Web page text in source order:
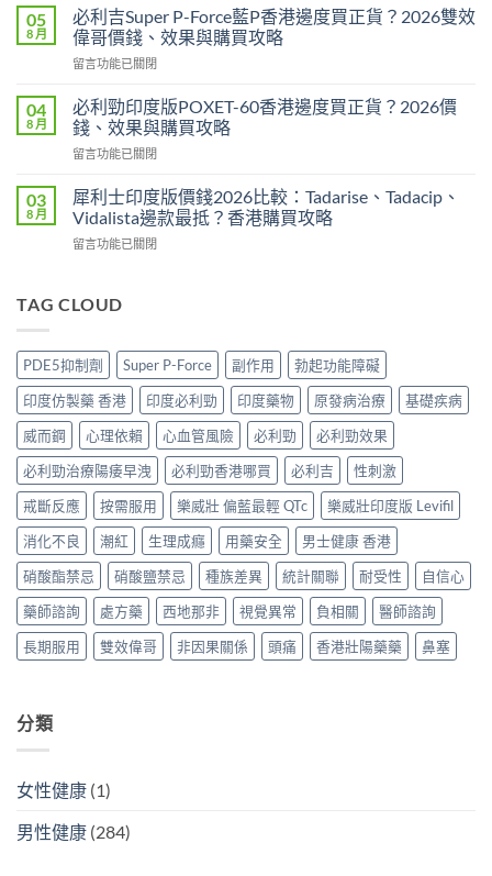
港
邊
度
買
安
全？
網
攻
略：
貨
點
＋
3
招
辨
別
假〉
中
威
壯
印
度
Levitra
邊
度
買
貨？
2026
錢、
與
攻
略〉
中
05
8 月
必利吉Super P-Force藍P香港邊度買正貨？2026雙效
偉哥價錢、效果與購買攻略
在
利
吉
Super
P-
藍
P
港
買
2026
雙
效
偉
價
錢、
效
果
與
購
買
攻
略〉
中
留言功能已關閉
04
8 月
必利勁印度版POXET-60香港邊度買正貨？2026價
錢、效果與購買攻略
在
利
勁
印
度
60
邊
度
買
正
貨？
2026
價
錢、
效
果
與
購
買
攻
略〉
中
留言功能已關閉
03
8 月
犀利士印度版價錢2026比較：Tadarise、Tadacip、
Vidalista邊款最抵？香港購買攻略
在
士
版
價
錢
2026
比
較：
Tadarise、
Tadacip、
Vidalista
邊
款
最
抵？
香
港
購
買
留言功能已關閉
TAG CLOUD
PDE5抑制劑 Super P-Force 副作用
勃起功能障礙
印度仿製藥 香港
印度必利勁 印度藥物 原發病治療
基礎疾病
威而鋼
心理依賴 心血管風險 必利勁
必利勁效果
必利勁治療陽痿早洩
必利勁香港哪買 必利吉
性刺激
戒斷反應
按需服用 樂威壯 偏藍最輕 QTc
樂威壯印度版 Levifil
消化不良
潮紅 生理成癮 用藥安全
男士健康 香港
硝酸酯禁忌
硝酸鹽禁忌 種族差異 統計關聯 耐受性
自信心
藥師諮詢
處方藥 西地那非 視覺異常 負相關
醫師諮詢
長期服用
雙效偉哥 非因果關係 頭痛 香港壯陽藥藥 鼻塞
分類
女性健康 (1)
男性健康 (284)